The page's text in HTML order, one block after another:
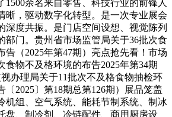
1500余名来自零售、科技行业的前锋人
晰，驱动数字化转型。是一次专业展会
深度共振。是门店空间设想、视觉陈列
部门。贵州省市场监管局关于36批次食
告（2025年第47期）亮点抢先看！市场
食物不及格环境的布告2025年第34期
视办理局关于11批次不及格食物抽检环
〔2025〕第18期总第126期）展品笼盖
机组、空气系统、能耗节制系统、制冰
盘、制冷剂、冷链配件、商用厨房设